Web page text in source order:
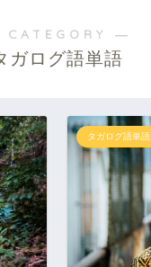
―
ガログ語単語
タガログ語単語